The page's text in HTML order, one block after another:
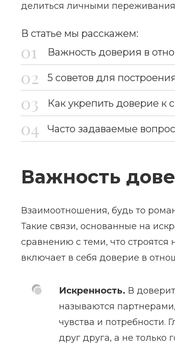
делиться личными
В статье мы расскажем:
Важность доверия в
5 советов для
Как укрепить доверие к
Часто задаваемые
Важность
Взаимоотношения, будь то
Такие связи, основанные на
сравнению с теми, что
включает в себя доверие в
Искренность. В
называются
чувства и потребности.
друг друга, а не только